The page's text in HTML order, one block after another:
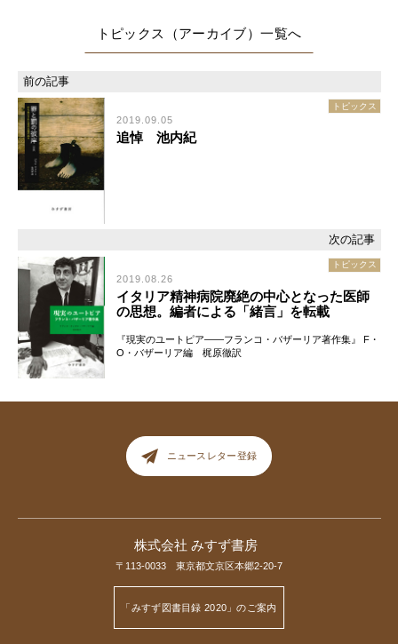
トピックス（アーカイブ）
トピックス
2019.09.05
追悼 池内紀
トピックス
2019.08.26
イタリア精神病院廃絶の中心となった医師
の思想。編者による「緒言」を転載
『現実のユートピア――フランコ・バザーリア著作集』 F・
O・バザーリア編 梶原徹訳
ニュースレター登録
株式会社 みすず書房
〒113-0033 東京都文京区本郷2-20-7
「みすず図書目録 2020」のご案内